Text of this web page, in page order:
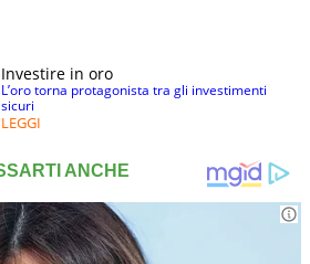
Investire in oro
L’oro torna protagonista tra gli investimenti
sicuri
LEGGI